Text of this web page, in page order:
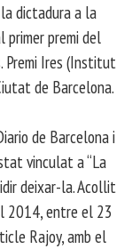
dictadura a la
primer premi del
Premi Ires (Institut
de Barcelona.
de Barcelona i
vinculat a “La
deixar-la. Acollit
2014, entre el 23
Rajoy, amb el